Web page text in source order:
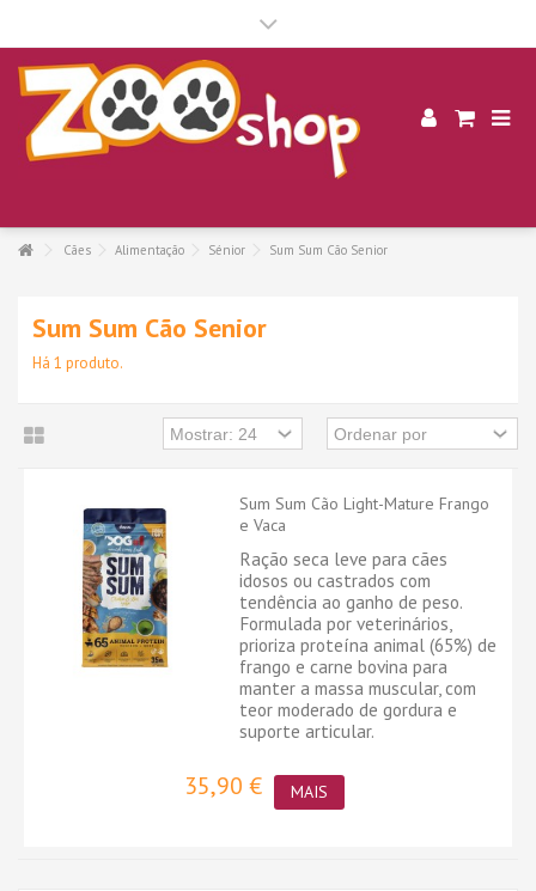
Cães Alimentação Sénior Sum Sum Cão Senior
Sum Sum Cão Senior
Há 1 produto.
Sum Sum Cão Light-Mature Frango
e Vaca
Ração seca leve para cães
idosos ou castrados com
tendência ao ganho de peso.
Formulada por veterinários,
prioriza proteína animal (65%) de
frango e carne bovina para
manter a massa muscular, com
teor moderado de gordura e
suporte articular.
35,90 € MAIS